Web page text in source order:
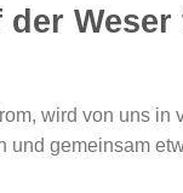
wird von uns
und gemeinsam